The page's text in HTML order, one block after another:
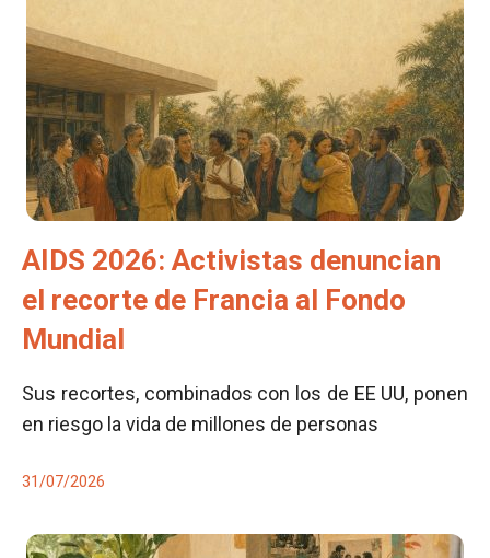
AIDS 2026: Activistas denuncian
el recorte de Francia al Fondo
Mundial
Sus recortes, combinados con los de EE UU, ponen
en riesgo la vida de millones de personas
31/07/2026